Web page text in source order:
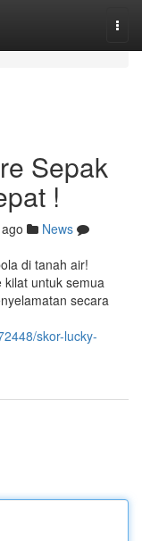
Sepak
!
News
di tanah air!
kilat untuk semua
secara
skor-lucky-